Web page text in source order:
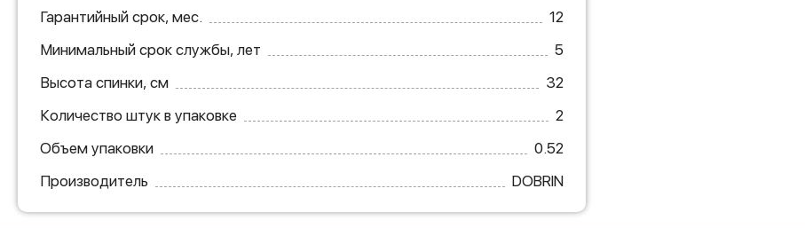
Гарантийный срок, мес.
12
Минимальный срок службы, лет
5
Высота спинки, см
32
Количество штук в упаковке
2
Объем упаковки
0.52
Производитель
DOBRIN